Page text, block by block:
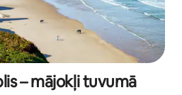
– mājokļi tuvumā